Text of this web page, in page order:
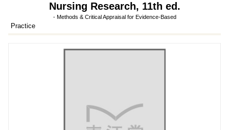
Nursing Research, 11th ed.
- Methods & Critical Appraisal for Evidence-Based
Practice